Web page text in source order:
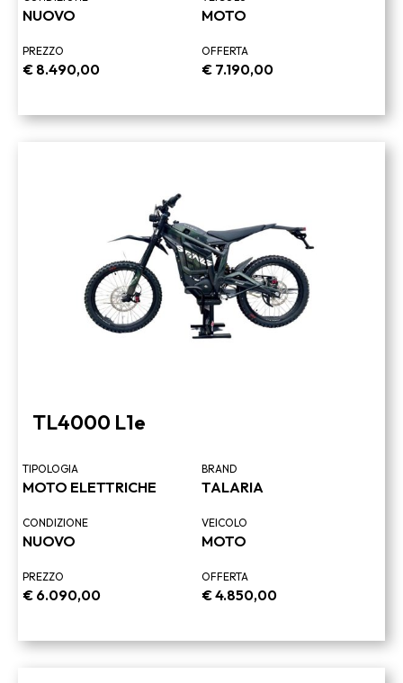
NUOVO MOTO
PREZZO
€ 8.490,00
OFFERTA
€ 7.190,00
TL4000 L1e
TIPOLOGIA
MOTO ELETTRICHE
BRAND
TALARIA
CONDIZIONE
NUOVO
VEICOLO
MOTO
PREZZO
€ 6.090,00
OFFERTA
€4.850,00